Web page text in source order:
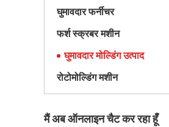
घुमावदार फर्नीचर
फर्श स्क्रबर मशीन
घुमावदार मोल्डिंग उत्पाद
रोटोमोल्डिंग मशीन
मैं अब ऑनलाइन चैट कर रहा हूँ